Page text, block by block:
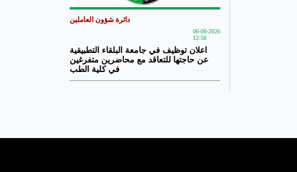
دائرة شؤون العاملين
06-08-2026
12:58
اعلان توظيف في جامعة البلقاء التطبيقية
عن حاجتها للتعاقد مع محاضرين متفرغين
في كلية الطب